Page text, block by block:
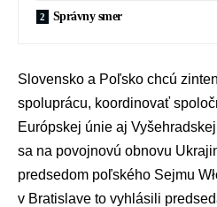
Správny smer
Slovensko a Poľsko chcú
spoluprácu, koordinovať
Európskej únie aj
sa na povojnovú obnovu
predsedom poľského Sejmu
v Bratislave to vyhlásili